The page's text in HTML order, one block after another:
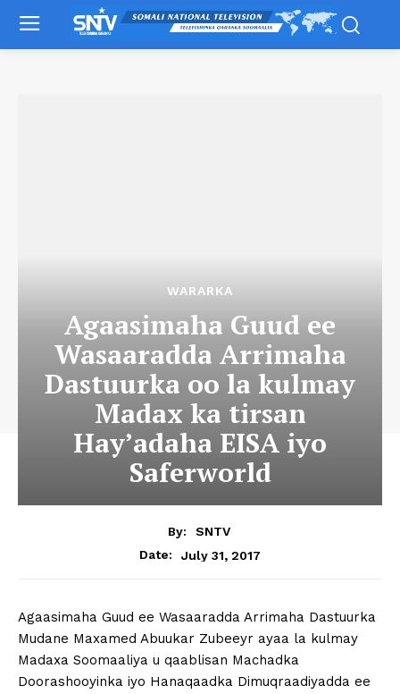
WARARKA
Agaasimaha Guud ee
Wasaaradda Arrimaha
Dastuurka oo la kulmay
Madax ka tirsan
Hay’adaha EISA iyo
Saferworld
By:
SNTV
Date:
July 31, 2017
Agaasimaha Guud ee Wasaaradda Arrimaha Dastuurka
Mudane Maxamed Abuukar Zubeeyr ayaa la kulmay
Madaxa Soomaaliya u qaablisan Machadka
Doorashooyinka iyo Hanaqaadka Dimuqraadiyadda ee